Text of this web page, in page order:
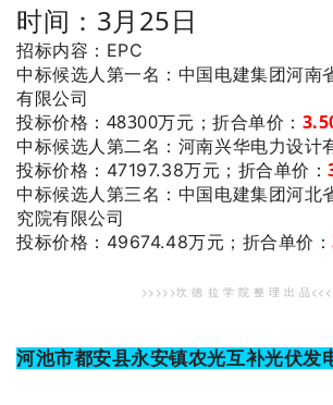
时间：3月25日
招标内容：EPC
中标候选人第一名 ：中国电建集团河南
有限公司
投标价格：48300万元；折合单价：
中标候选人第二名 ：河南兴华电力设计
投标价格：47197.38万元； 折合单价：
中标候选人第三名 ：中国电建集团河北
究院有限公司
投标价格：49674.48万元； 折合单价：
>>>>>坎 德 拉 学 院 整 理 出 品
河池市都安县永安镇农光互补光伏发